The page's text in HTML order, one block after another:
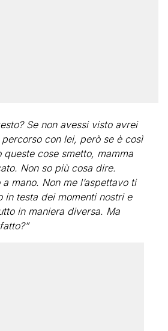
Se non avessi visto avrei
con lei, però se è così
queste cose smetto, mamma
Non so più cosa dire.
mano. Non me l’aspettavo ti
in testa dei momenti nostri e
in maniera diversa. Ma